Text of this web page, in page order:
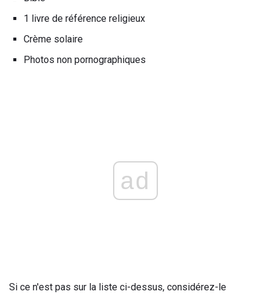
1 livre de référence religieux
Crème solaire
Photos non pornographiques
ad
Si ce n'est pas sur la liste ci-dessus, considérez-le